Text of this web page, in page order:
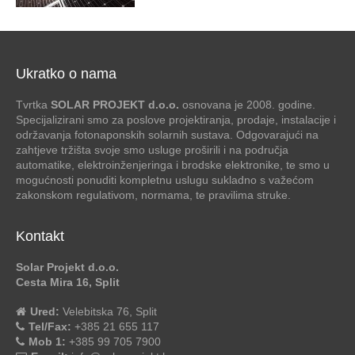
Ukratko o nama
Tvrtka SOLAR PROJEKT d.o.o. osnovana je 2008. godine.
Specijalizirani smo za poslove projektiranja, prodaje, instalacije i
održavanja fotonaponskih solarnih sustava. Odgovarajući na
zahtjeve tržišta svoje smo usluge proširili i na područja
automatike, elektroinženjeringa i brodske elektronike, te smo u
mogućnosti ponuditi kompletnu uslugu sukladno s važećom
zakonskom regulativom, normama, te pravilima struke.
Kontakt
Solar Projekt d.o.o.
Cesta Mira 16, Split
Ured: Velebitska 76, Split
Tel/Fax: +385 21 655 117
Mob 1: +385 99 705 7900